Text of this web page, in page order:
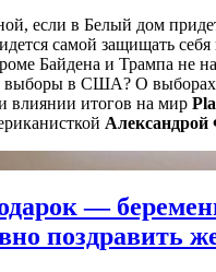
если в Белый дом
самой защищать
Байдена и Трампа не
выборы в США? О
влиянии итогов на мир
—
поздравить